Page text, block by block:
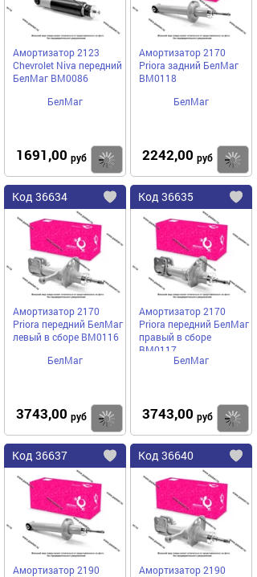
Амортизатор 2123
Chevrolet Niva передний
БелМаг BM0086
БелМаг
1691,00 руб Купить
Амортизатор 2170
Priora задний БелМаг
BM0118
БелМаг
2242,00 руб
Код 36634
Добавить
избранное
Амортизатор 2170
Priora передний БелМаг
левый в сборе BM0116
БелМаг
3743,00 руб Купить
Код 36635
Амортизатор 2170
Priora передний БелМаг
правый в сборе
BM0117
БелМаг
3743,00 руб
Код 36637
Добавить
избранное
Амортизатор 2190
Код 36640
Амортизатор 2190